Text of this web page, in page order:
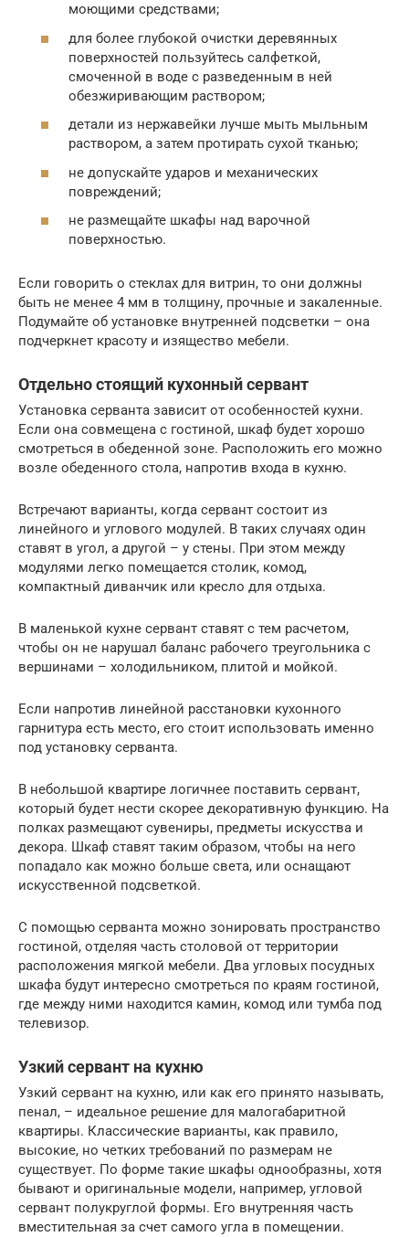
моющими средствами;
для более глубокой очистки деревянных
поверхностей пользуйтесь салфеткой,
смоченной в воде с разведенным в ней
обезжиривающим раствором;
детали из нержавейки лучше мыть мыльным
раствором, а затем протирать сухой тканью;
не допускайте ударов и механических
повреждений;
не размещайте шкафы над варочной
поверхностью.
Если говорить о стеклах для витрин, то они должны
быть не менее 4 мм в толщину, прочные и закаленные.
Подумайте об установке внутренней подсветки – она
подчеркнет красоту и изящество мебели.
Отдельно стоящий кухонный сервант
Установка серванта зависит от особенностей кухни.
Если она совмещена с гостиной, шкаф будет хорошо
смотреться в обеденной зоне. Расположить его можно
возле обеденного стола, напротив входа в кухню.
Встречают варианты, когда сервант состоит из
линейного и углового модулей. В таких случаях один
ставят в угол, а другой – у стены. При этом между
модулями легко помещается столик, комод,
компактный диванчик или кресло для отдыха.
В маленькой кухне сервант ставят с тем расчетом,
чтобы он не нарушал баланс рабочего треугольника с
вершинами – холодильником, плитой и мойкой.
Если напротив линейной расстановки кухонного
гарнитура есть место, его стоит использовать именно
под установку серванта.
В небольшой квартире логичнее поставить сервант,
который будет нести скорее декоративную функцию. На
полках размещают сувениры, предметы искусства и
декора. Шкаф ставят таким образом, чтобы на него
попадало как можно больше света, или оснащают
искусственной подсветкой.
С помощью серванта можно зонировать пространство
гостиной, отделяя часть столовой от территории
расположения мягкой мебели. Два угловых посудных
шкафа будут интересно смотреться по краям гостиной,
где между ними находится камин, комод или тумба под
телевизор.
Узкий сервант на кухню
Узкий сервант на кухню, или как его принято называть,
пенал, – идеальное решение для малогабаритной
квартиры. Классические варианты, как правило,
высокие, но четких требований по размерам не
существует. По форме такие шкафы однообразны, хотя
бывают и оригинальные модели, например, угловой
сервант полукруглой формы. Его внутренняя часть
вместительная за счет самого угла в помещении.